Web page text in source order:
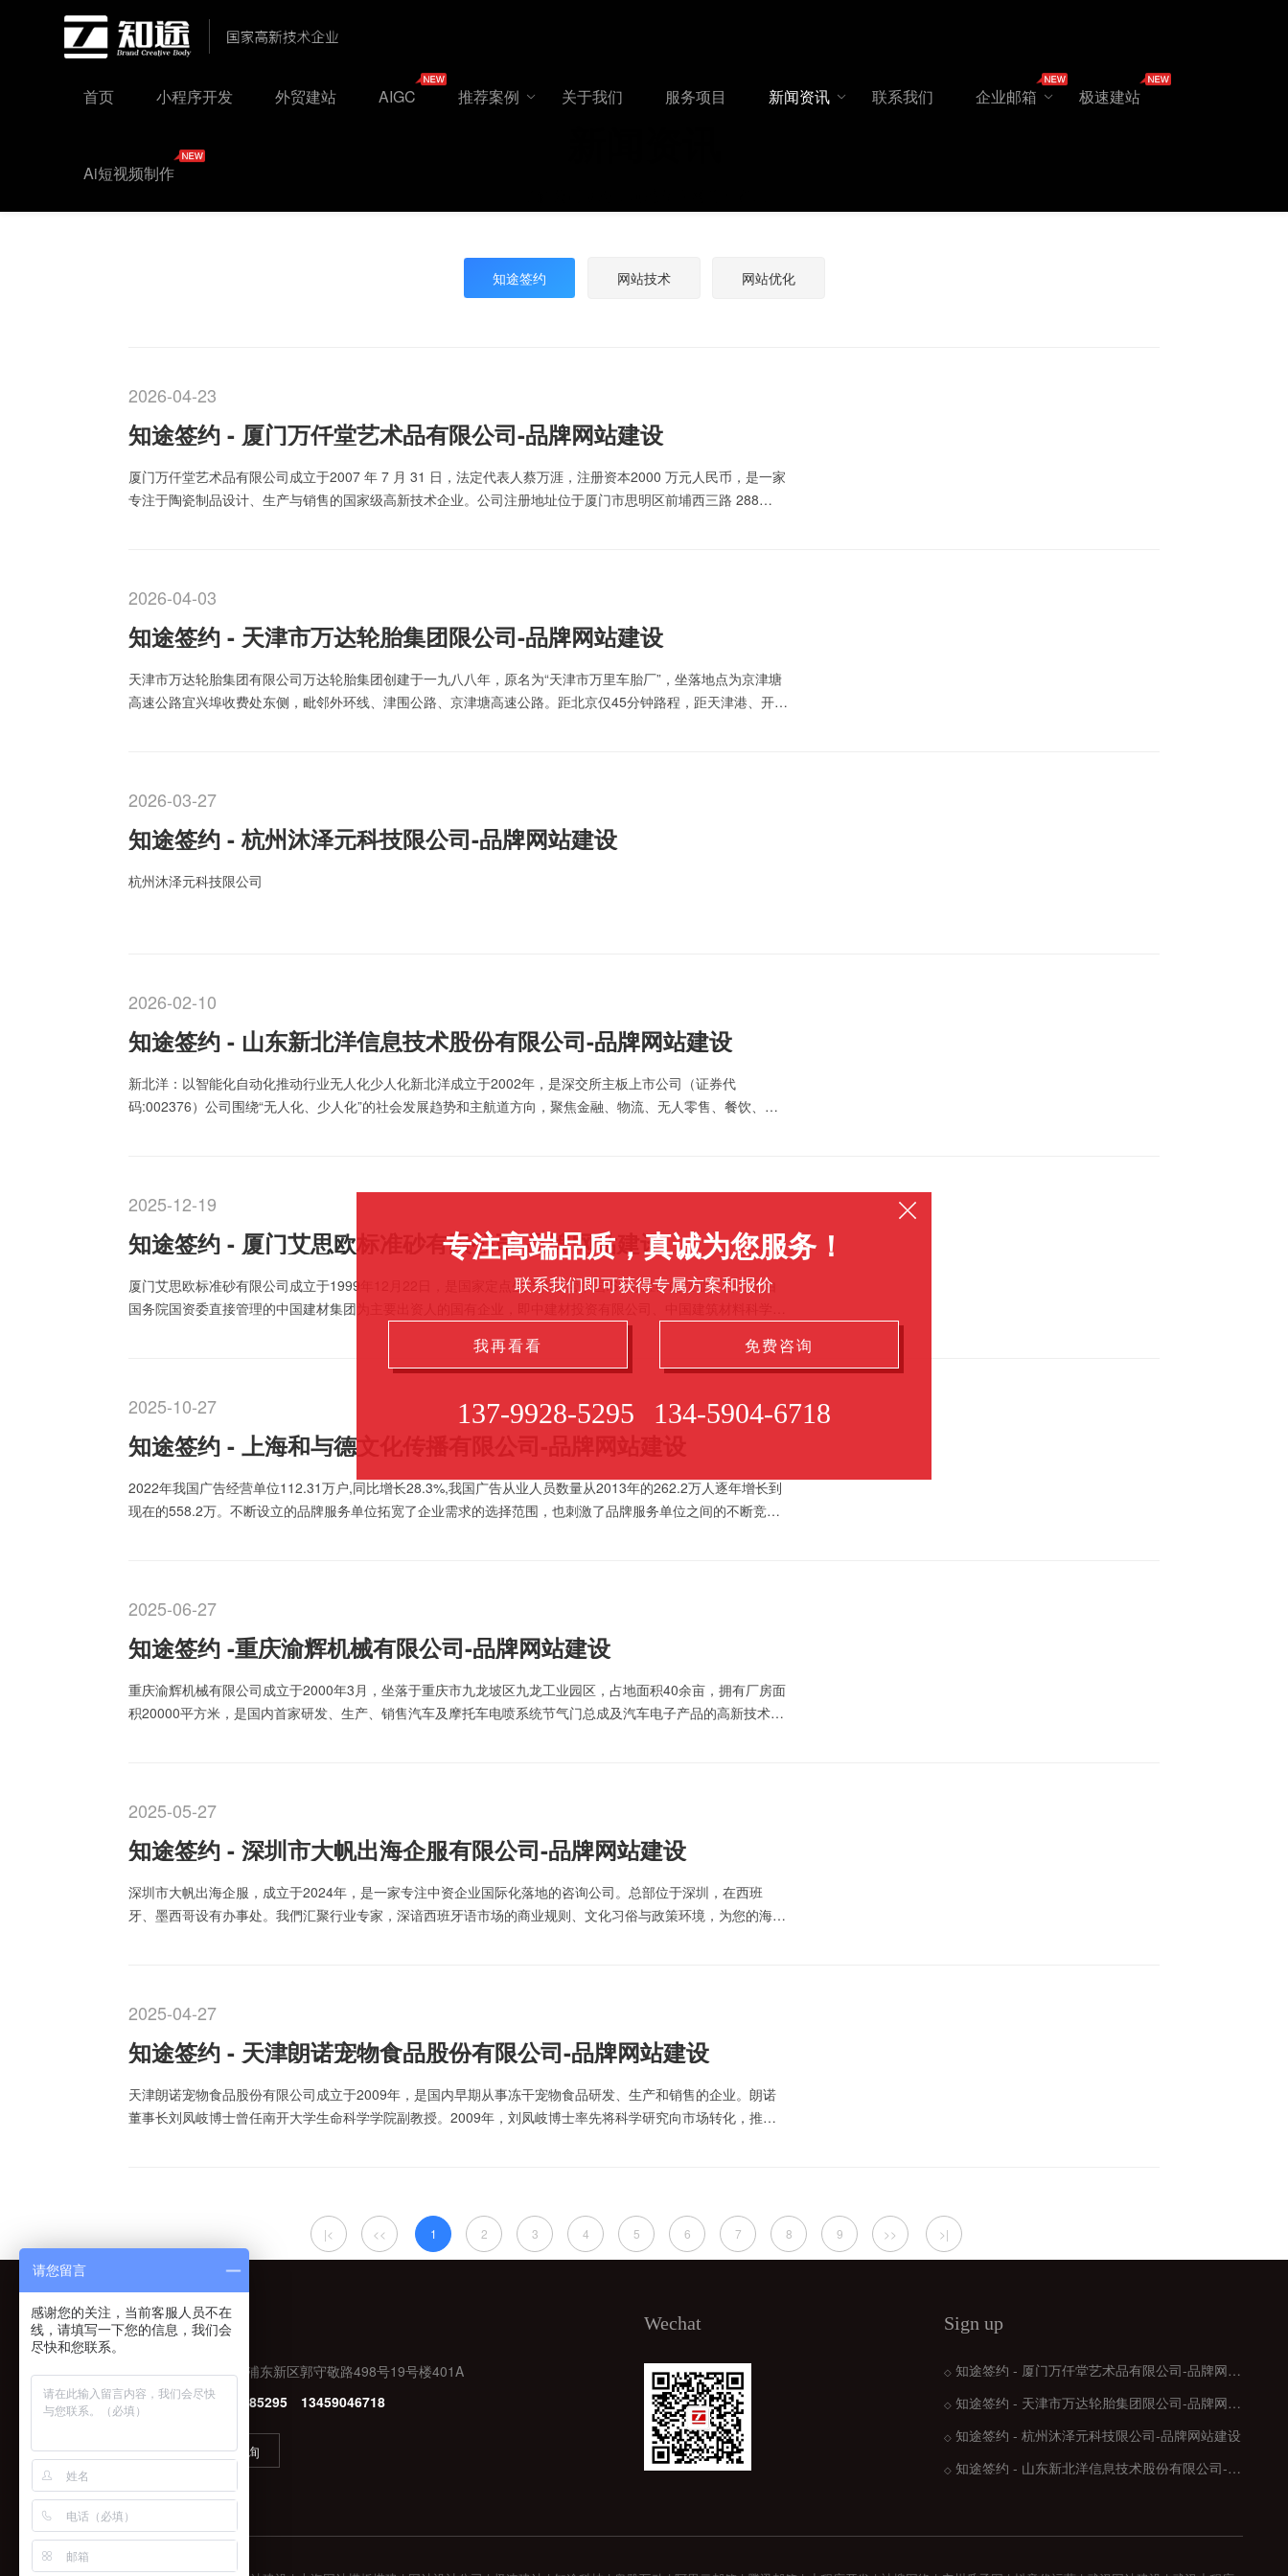
首页 小程序开发 外贸建站 AIGC 推荐案例 关于我们 服务项目 新闻资讯 联系我们 企业邮箱 极速建站
Ai短视频制作
知途签约 网站技术 网站优化
2026-04-23
知途签约 - 厦门万仟堂艺术品有限公司-品牌网站建设
厦门万仟堂艺术品有限公司成立于‌2007 年 7 月 31 日‌，法定代表人‌蔡万涯‌，注册资本‌2000 万元人民币‌，是一家
专注于陶瓷制品设计、生产与销售的‌国家级高新技术企业‌。公司注册地址位于‌厦门市思明区前埔西三路 288
2026-04-03
知途签约 - 天津市万达轮胎集团限公司-品牌网站建设
天津市万达轮胎集团有限公司万达轮胎集团创建于一九八八年，原名为“天津市万里车胎厂”，坐落地点为京津塘
高速公路宜兴埠收费处东侧，毗邻外环线、津围公路、京津塘高速公路。距北京仅45分钟路程，距天津港、开发
2026-03-27
知途签约 - 杭州沐泽元科技限公司-品牌网站建设
杭州沐泽元科技限公司
2026-02-10
知途签约 - 山东新北洋信息技术股份有限公司-品牌网站建设
新北洋：以智能化自动化推动行业无人化少人化新北洋成立于2002年，是深交所主板上市公司（证券代
码:002376）公司围绕“无人化、少人化”的社会发展趋势和主航道方向，聚焦金融、物流、无人零售、餐饮、彩
2025-12-19
知途签约 - 厦门艾思欧标准砂有限公司-品牌网站建设
厦门艾思欧标准砂有限公司成立于1999年12月22日，是国家定点生产和经营中国ISO标准砂的企业。公司是由
国务院国资委直接管理的中国建材集团为主要出资人的国有企业，即中建材投资有限公司、中国建筑材料科学研
究总院有限公司、平潭综合实验区实业发展集团有限公司、福建省福能新型建材有限责任公司、广州建材企业集
2025-10-27
知途签约 - 上海和与德文化传播有限公司-品牌网站建设
2022年我国广告经营单位112.31万户,同比增长28.3%,我国广告从业人员数量从2013年的262.2万人逐年增长到
现在的558.2万。不断设立的品牌服务单位拓宽了企业需求的选择范围，也刺激了品牌服务单位之间的不断竞
2025-06-27
知途签约 -重庆渝辉机械有限公司-品牌网站建设
重庆渝辉机械有限公司成立于2000年3月，坐落于重庆市九龙坡区九龙工业园区，占地面积40余亩，拥有厂房面
积20000平方米，是国内首家研发、生产、销售汽车及摩托车电喷系统节气门总成及汽车电子产品的高新技术企
2025-05-27
知途签约 - 深圳市大帆出海企服有限公司-品牌网站建设
深圳市大帆出海企服，成立于2024年，是一家专注中资企业国际化落地的咨询公司。总部位于深圳，在西班
牙、墨西哥设有办事处。我們汇聚行业专家，深谙西班牙语市场的商业规则、文化习俗与政策环境，为您的海外
2025-04-27
知途签约 - 天津朗诺宠物食品股份有限公司-品牌网站建设
天津朗诺宠物食品股份有限公司成立于2009年，是国内早期从事冻干宠物食品研发、生产和销售的企业。朗诺
董事长刘凤岐博士曾任南开大学生命科学学院副教授。2009年，刘凤岐博士率先将科学研究向市场转化，推动
|< << 1 2 3 4 5 6 7 8 9 >> >|
Shanghai
Guangzhou
Chongqing
上海总部
ADD：上海市浦东新区郭守敬路498号19号楼401A
TEL：13799285295 13459046718
立即咨询
Wechat Sign up
◇知途签约 - 厦门万仟堂艺术品有限公司-品牌网站建设
◇知途签约 - 天津市万达轮胎集团限公司-品牌网站建设
◇知途签约 - 杭州沐泽元科技限公司-品牌网站建设
◇知途签约 - 山东新北洋信息技术股份有限公司-品牌网站建设
专注高端品质，真诚为您服务！
联系我们即可获得专属方案和报价
我再看看 免费咨询
137-9928-5295 134-5904-6718
请您留言
感谢您的关注，当前客服人员不在
线，请填写一下您的信息，我们会
尽快和您联系。